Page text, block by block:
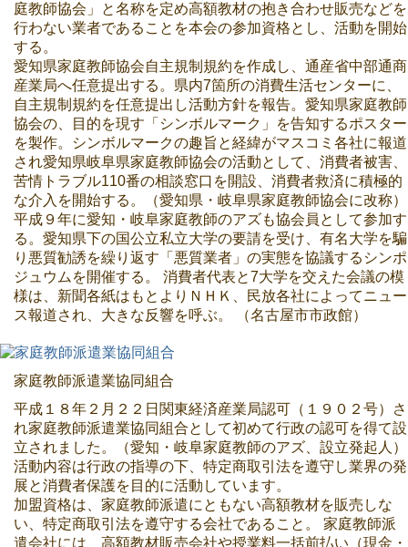
庭教師協会」と名称を定め高額教材の抱き合わせ販売などを
行わない業者であることを本会の参加資格とし、活動を開始
する。
愛知県家庭教師協会自主規制規約を作成し、通産省中部通商
産業局へ任意提出する。県内7箇所の消費生活センターに、
自主規制規約を任意提出し活動方針を報告。愛知県家庭教師
協会の、目的を現す「シンボルマーク」を告知するポスター
を製作。シンボルマークの趣旨と経緯がマスコミ各社に報道
され愛知県岐阜県家庭教師協会の活動として、消費者被害、
苦情トラブル110番の相談窓口を開設、消費者救済に積極的
な介入を開始する。（愛知県・岐阜県家庭教師協会に改称）
平成９年に愛知・岐阜家庭教師のアズも協会員として参加す
る。愛知県下の国公立私立大学の要請を受け、有名大学を騙
り悪質勧誘を繰り返す「悪質業者」の実態を協議するシンポ
ジュウムを開催する。 消費者代表と7大学を交えた会議の模
様は、新聞各紙はもとよりＮＨＫ、民放各社によってニュー
ス報道され、大きな反響を呼ぶ。 （名古屋市市政館）
家庭教師派遣業協同組合
平成１８年２月２２日関東経済産業局認可（１９０２号）さ
れ家庭教師派遣業協同組合として初めて行政の認可を得て設
立されました。（愛知・岐阜家庭教師のアズ、設立発起人）
活動内容は行政の指導の下、特定商取引法を遵守し業界の発
展と消費者保護を目的に活動しています。
加盟資格は、家庭教師派遣にともない高額教材を販売しな
い、特定商取引法を遵守する会社であること。 家庭教師派
遣会社には、高額教材販売会社や授業料一括前払い（現金・